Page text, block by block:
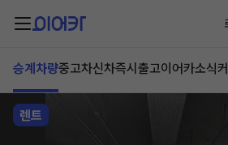
승계차량중고차신차즉시출고이어카소식
렌트